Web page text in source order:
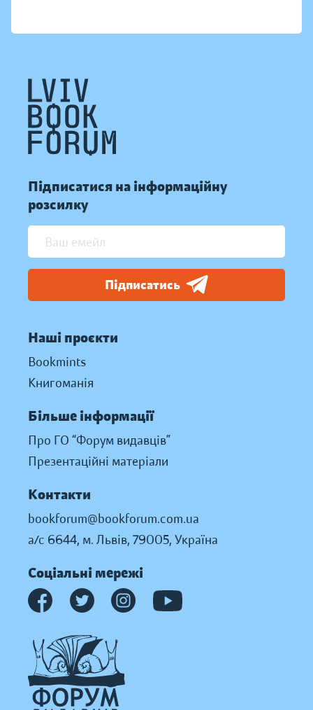
Підписатися на інформаційну
розсилку
Підписатись
Наші проєкти
Bookmints
Книгоманія
Більше інформації
Про ГО “Форум видавців”
Презентаційні матеріали
Контакти
bookforum@bookforum.com.ua
а/с 6644, м. Львів, 79005, Україна
Соціальні мережі